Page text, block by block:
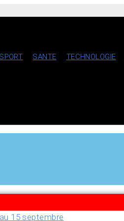
SPORT SANTE TECHNOLOGIE
15 septembre